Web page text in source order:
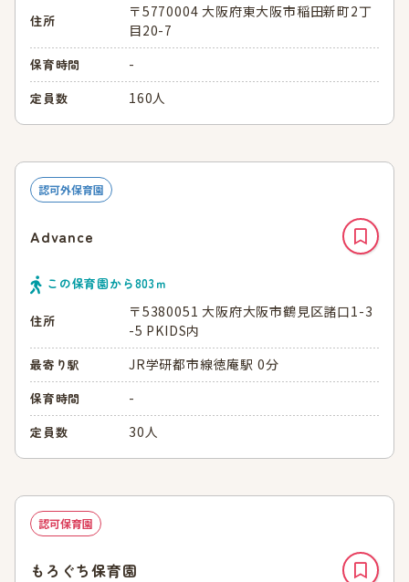
住所
〒5770004 大阪府東大阪市稲田新町2丁
目20-7
保育時間 -
定員数 160人
認可外保育園
Advance
この保育園から803ｍ
住所
〒5380051 大阪府大阪市鶴見区諸口1-3
-5 PKIDS内
最寄り駅 JR学研都市線徳庵駅 0分
保育時間 -
定員数 30人
認可保育園
もろぐち保育園